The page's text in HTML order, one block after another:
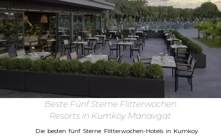
Beste Fünf Sterne Flitterwochen
Resorts in Kumkoy Manavgat
Die besten fünf Sterne Flitterwochen-Hotels in Kumkoy